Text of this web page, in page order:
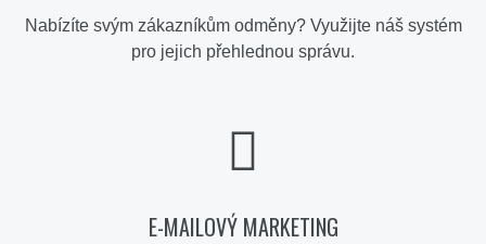
Nabízíte svým zákazníkům odměny? Využijte náš systém
pro jejich přehlednou správu.
E-MAILOVÝ MARKETING